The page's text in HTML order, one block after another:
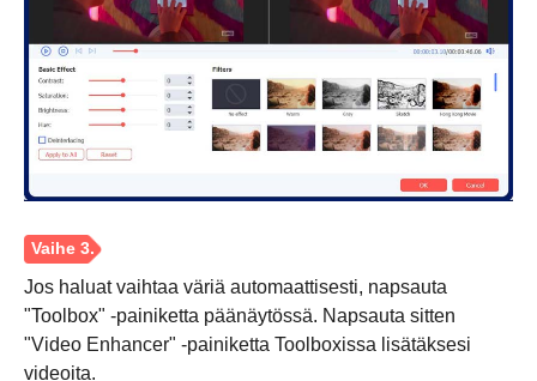
Jos haluat vaihtaa väriä automaattisesti, napsauta
"Toolbox" -painiketta päänäytössä. Napsauta sitten
"Video Enhancer" -painiketta Toolboxissa lisätäksesi
videoita.